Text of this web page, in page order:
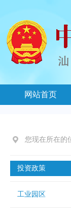
网站首页
您现在所在的
投资政策
工业园区